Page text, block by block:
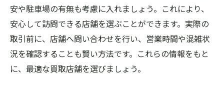
安や駐車場の有無も考慮に入れましょう。これにより、
安心して訪問できる店舗を選ぶことができます。実際の
取引前に、店舗へ問い合わせを行い、営業時間や混雑状
況を確認することも賢い方法です。これらの情報をもと
に、最適な買取店舗を選びましょう。